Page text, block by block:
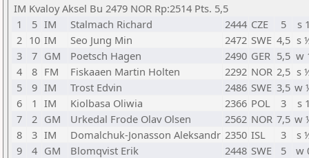
IM Kvaloy Aksel Bu 2479 NOR Rp:2514 Pts. 5,5
1
5 IM Stalmach Richard 2444 CZE 5
s
2 10 IM Seo Jung Min 2472 SWE 4,5 s
3
7 GM Poetsch Hagen 2490 GER 5,5 w
4
8 FM Fiskaaen Martin Holten 2292 NOR 2,5 s
5
9 IM Trost Edvin 2486 SWE 3,5 w
6
1 IM Kiolbasa Oliwia 2366 POL 3
s
7
2 GM Urkedal Frode Olav Olsen 2562 NOR 7,5 w
8
3 IM Domalchuk-Jonasson Aleksandr 2350 ISL 3
s
9
4 GM Blomqvist Erik 2448 SWE 5
w